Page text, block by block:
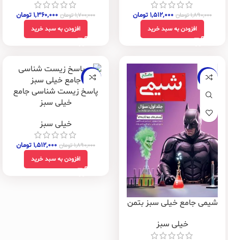
۱,۸۹۰,۰۰۰تومان ۱,۵۱۲,۰۰۰ تومان
افزودن به سبد خرید
۱,۷۰۰,۰۰۰تومان ۱,۳۶۰,۰۰۰ تومان
افزودن به سبد خرید
-22%
شیمی جامع خیلی سبز بتمن
خیلی سبز
-20%
پاسخ زیست شناسی جامع
خیلی سبز
خیلی سبز
۱,۸۹۰,۰۰۰تومان ۱,۵۱۲,۰۰۰ تومان
افزودن به سبد خرید